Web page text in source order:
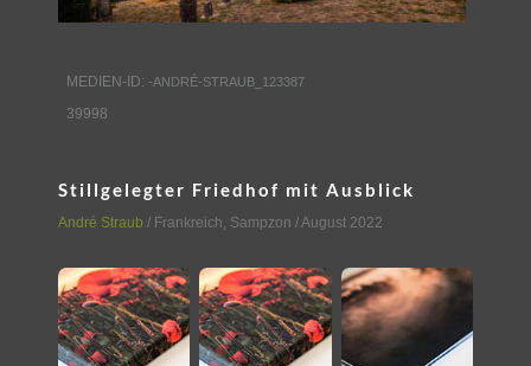
KONTAKT
MEDIEN-ID: -ANDRÉ-STRAUB_123387
39998
Stillgelegter Friedhof mit Ausblick
André Straub / Frankreich, Sampzon / August 2022